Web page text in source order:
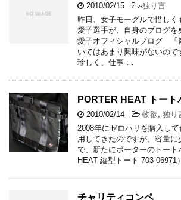
2010/02/15 -独り言
昨日、女子モーグルで惜し
愛子選手が、自身のブログ
愛子オフィシャルブログ 「
いてはあまり興味がないので
珍しく、仕事 …
PORTER HEAT トート
2010/02/14 -物欲 独り
2008年にゼロハリを購入し
用してきたのですが、容量
で、新たにポーターのトート
HEAT 縦型トート 703-06971
チャリティコンペ